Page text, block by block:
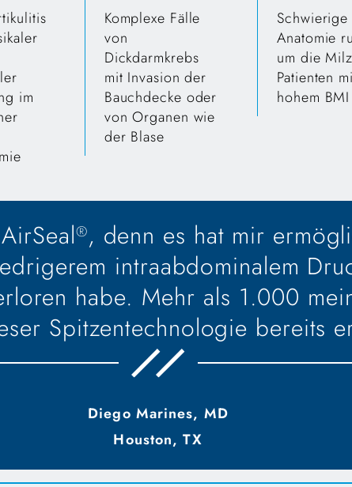
im
Komplexe Fälle
von
Dickdarmkrebs
mit Invasion der
Bauchdecke oder
von Organen wie
der Blase
Schwierige
Anatomie
um die
Patienten
hohem BMI
®, denn es hat mir
intraabdominalem
habe. Mehr als 1.000
Spitzentechnologie bereits
Diego Marines, MD
Houston, TX